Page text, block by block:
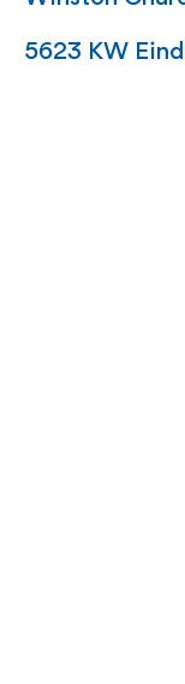
5623 KW